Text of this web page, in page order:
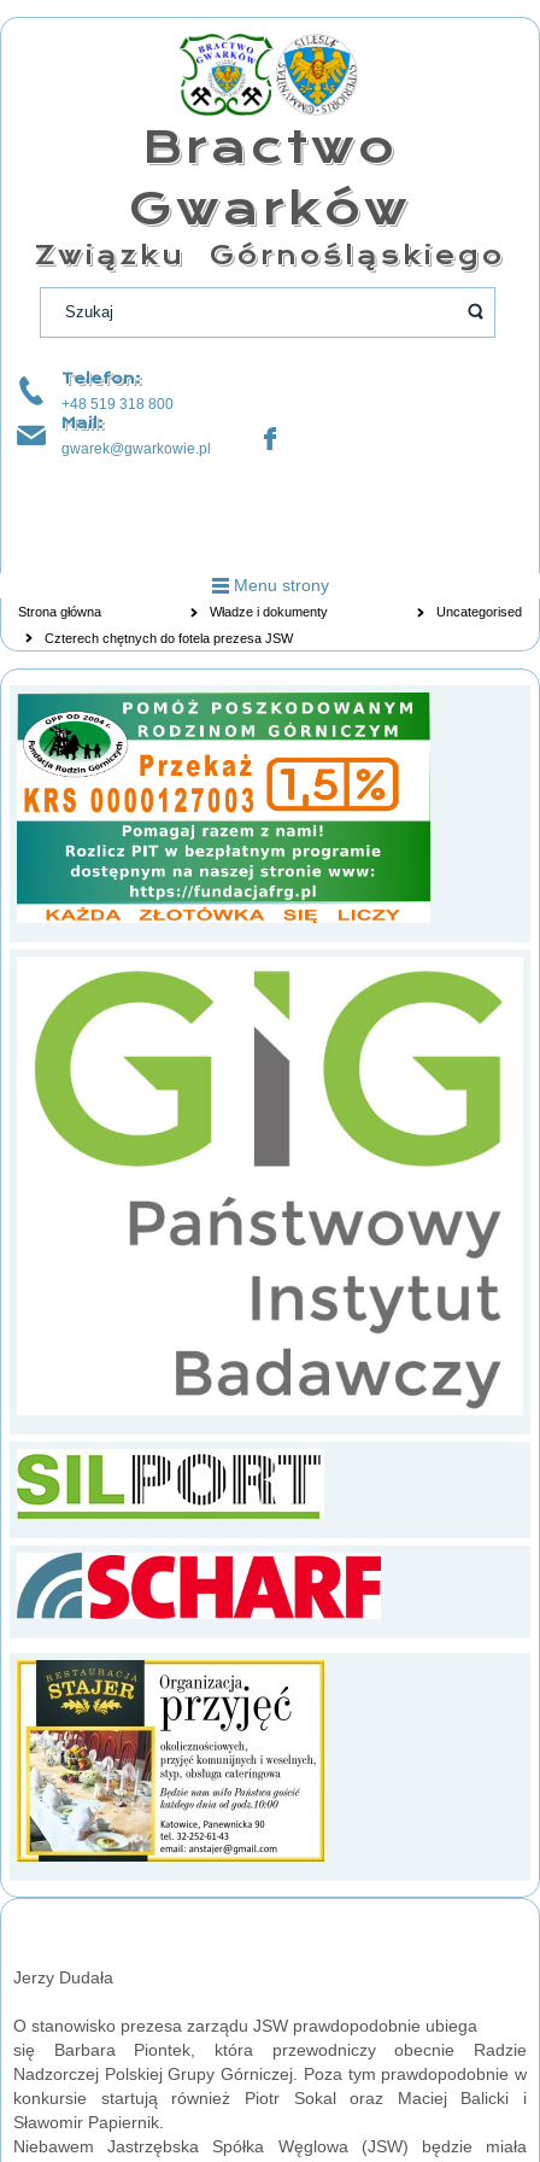
Bractwo
Gwarków
Związku Górnośląskiego
Telefon:
+48 519 318 800
Mail:
gwarek@gwarkowie.pl
Menu strony
Strona główna Władze i dokumenty
Uncategorised
Czterech chętnych do fotela prezesa JSW
Jerzy Dudała
O stanowisko prezesa zarządu JSW prawdopodobnie ubiega
się Barbara Piontek, która przewodniczy obecnie Radzie
Nadzorczej Polskiej Grupy Górniczej. Poza tym prawdopodobnie w
konkursie startują również Piotr Sokal oraz Maciej Balicki i
Sławomir Papiernik.
Niebawem Jastrzębska Spółka Węglowa (JSW) będzie miała